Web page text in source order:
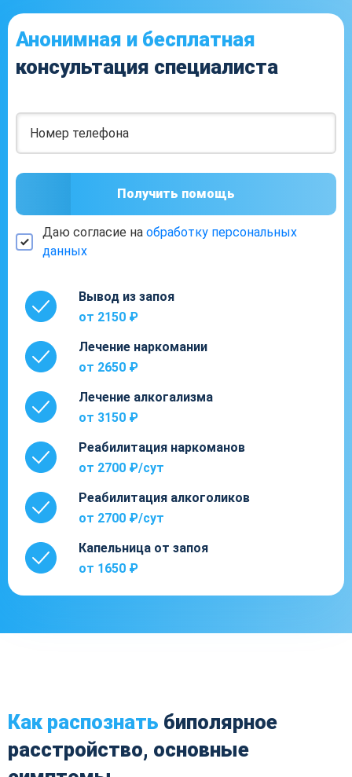
Анонимная и бесплатная
консультация специалиста
Получить помощь
Даю согласие на обработку персональных
данных
Вывод из запоя
от 2150 ₽
Лечение наркомании
от 2650 ₽
Лечение алкогализма
от 3150 ₽
Реабилитация наркоманов
от 2700 ₽/cут
Реабилитация алкоголиков
от 2700 ₽/cут
Капельница от запоя
от 1650 ₽
Как распознать биполярное
расстройство, основные